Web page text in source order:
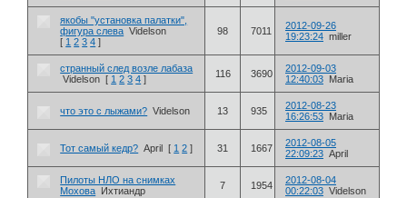
якобы "установка палатки",
фигура слева Videlson
[ 1 2 3 4 ]
98 7011
2012-09-26
19:23:24 miller
странный след возле лабаза
Videlson [ 1 2 3 4 ] 116 3690
2012-09-03
12:40:03 Maria
что это с лыжами? Videlson 13 935
2012-08-23
16:26:53 Maria
Тот самый кедр? April [ 1 2 ] 31 1667
2012-08-05
22:09:23 April
Пилоты НЛО на снимках
Мохова
Ихтиандр 7 1954
2012-08-04
00:22:03 Videlson